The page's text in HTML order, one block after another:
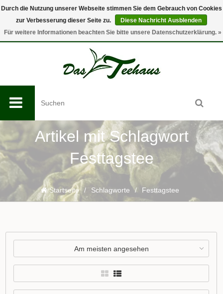
0
Artikel mit Schlagwort
Festtagstee
Startseite / Schlagworte / Festtagstee
Am meisten angesehen
Durch die Nutzung unserer Webseite stimmen Sie dem Gebrauch von Cookies
zur Verbesserung dieser Seite zu.
Diese Nachricht Ausblenden
Für weitere Informationen beachten Sie bitte unsere Datenschutzerklärung. »